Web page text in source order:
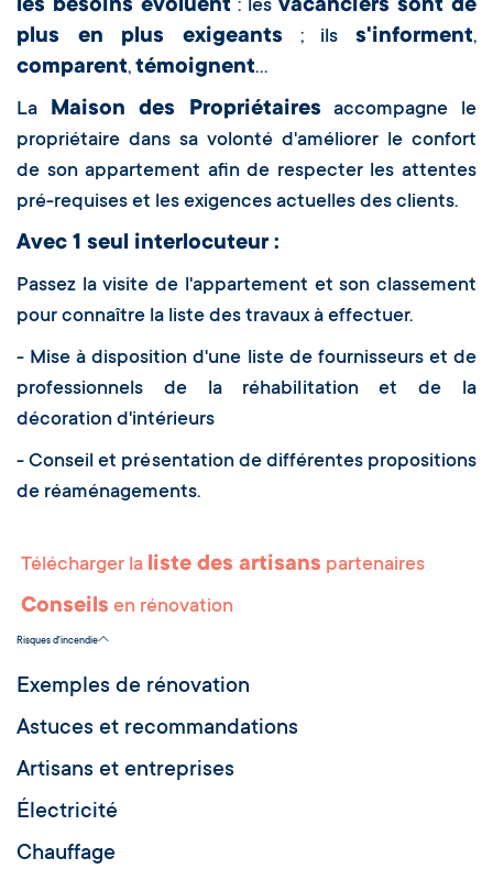
les besoins évoluent : les vacanciers sont de
plus en plus exigeants ; ils s'informent,
comparent, témoignent...
La Maison des Propriétaires accompagne le
propriétaire dans sa volonté d'améliorer le confort
de son appartement afin de respecter les attentes
pré-requises et les exigences actuelles des clients.
Avec 1 seul interlocuteur :
Passez la visite de l'appartement et son classement
pour connaître la liste des travaux à effectuer.
- Mise à disposition d'une liste de fournisseurs et de
professionnels de la réhabilitation et de la
décoration d'intérieurs
- Conseil et présentation de différentes propositions
de réaménagements.
Télécharger la liste des artisans partenaires
Conseils en rénovation
Risques d'incendie
Exemples de rénovation
Astuces et recommandations
Artisans et entreprises
Électricité
Chauffage